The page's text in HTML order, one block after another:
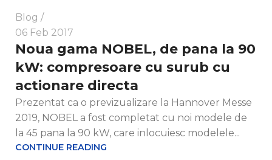
Blog
06 Feb 2017
Noua gama NOBEL, de pana la 90
kW: compresoare cu surub cu
actionare directa
Prezentat ca o previzualizare la Hannover Messe
2019, NOBEL a fost completat cu noi modele de
la 45 pana la 90 kW, care inlocuiesc modelele...
CONTINUE READING